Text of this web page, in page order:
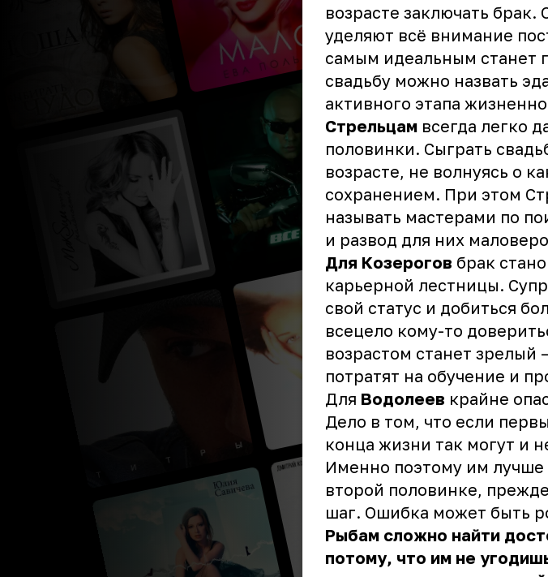
возрасте заключать
уделяют всё внимание
самым идеальным станет
свадьбу можно назвать
активного этапа
Стрельцам всегда легко
половинки. Сыграть
возрасте, не волнуясь о
сохранением. При этом
называть мастерами по
и развод для них
Для Козерогов брак
карьерной лестницы.
свой статус и добиться
всецело кому-то
возрастом станет зрелый
потратят на обучение и
Для Водолеев крайне
Дело в том, что если
конца жизни так могут и
Именно поэтому им лучше
второй половинке,
шаг. Ошибка может быть
Рыбам сложно найти
потому, что им не